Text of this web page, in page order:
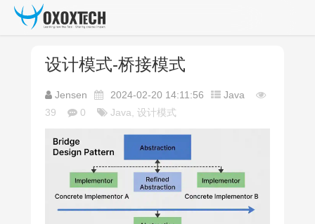
设计模式-桥接模式
Jensen 2024-02-20 14:11:56
Java
39
0 Java, 设计模式